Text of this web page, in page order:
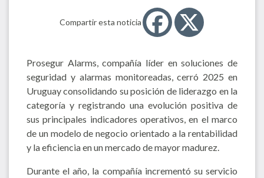
Compartir esta noticia
Prosegur Alarms, compañía líder en soluciones de
seguridad y alarmas monitoreadas, cerró 2025 en
Uruguay consolidando su posición de liderazgo en la
categoría y registrando una evolución positiva de
sus principales indicadores operativos, en el marco
de un modelo de negocio orientado a la rentabilidad
y la eficiencia en un mercado de mayor madurez.
Durante el año, la compañía incrementó su servicio